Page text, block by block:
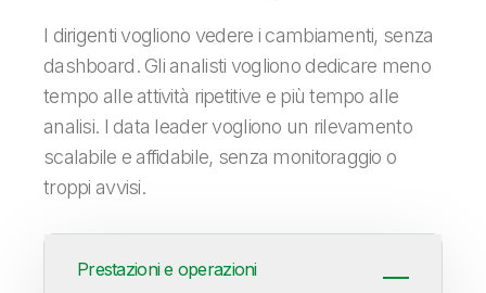
I dirigenti vogliono vedere i cambiamenti, senza
dashboard. Gli analisti vogliono dedicare meno
tempo alle attività ripetitive e più tempo alle
analisi. I data leader vogliono un rilevamento
scalabile e affidabile, senza monitoraggio o
troppi avvisi.
Prestazioni e operazioni